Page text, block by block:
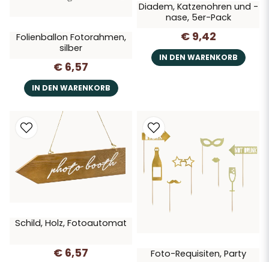
Folienballon Fotorahmen,
silber
€ 6,57
IN DEN WARENKORB
Diadem, Katzenohren und -
nase, 5er-Pack
€ 9,42
IN DEN WARENKORB
Schild, Holz, Fotoautomat
€ 6,57 Foto-Requisiten, Party